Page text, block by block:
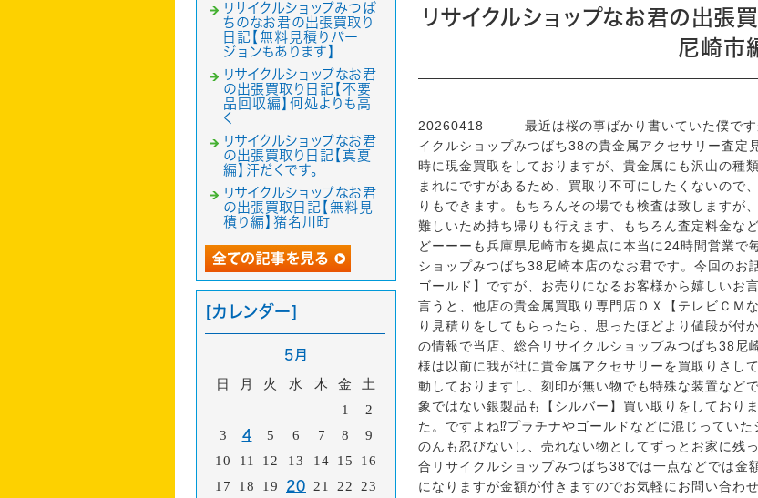
リサイクルショップなお君の出張
尼崎市
20260418 最近は桜の事ばかり書いていた僕です
イクルショップみつばち38の貴金属アクセサリー査定
時に現金買取をしておりますが、貴金属にも沢山の種
まれにですがあるため、買取り不可にしたくないので
りもできます。もちろんその場でも検査は致しますが
難しいため持ち帰りも行えます、もちろん査定料金な
どーーーも兵庫県尼崎市を拠点に本当に24時間営業で
ショップみつばち38尼崎本店のなお君です。今回のお
ゴールド】ですが、お売りになるお客様から嬉しいお
言うと、他店の貴金属買取り専門店ＯＸ【テレビＣＭ
り見積りをしてもらったら、思ったほどより値段が付
の情報で当店、総合リサイクルショップみつばち38尼
様は以前に我が社に貴金属アクセサリーを買取りさし
動しておりますし、刻印が無い物でも特殊な装置など
象ではない銀製品も【シルバー】買い取りをしており
た。ですよね⁉プラチナやゴールドなどに混じってい
のんも忍びないし、売れない物としてずっとお家に残
合リサイクルショップみつばち38では一点などでは金
になりますが金額が付きますのでお気軽にお問い合わ
リサイクルショップみつば
ちのなお君の出張買取り
日記【無料見積りバー
ジョンもあります】
リサイクルショップなお君
の出張買取り日記【不要
品回収編】何処よりも高
く
リサイクルショップなお君
の出張買取り日記【真夏
編】汗だくです。
リサイクルショップなお君
の出張買取日記【無料見
積り編】猪名川町
[カレンダー]
5月
日 月 火 水 木 金
土
1
2
3
4 5 6 7 8
9
10
11 12 13 14 15
16
17
18 19 20 21 22
23